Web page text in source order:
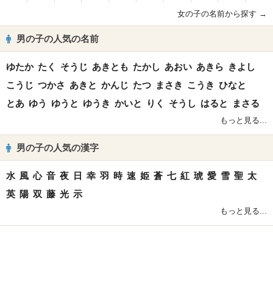
女の子の名前から探す →
男の子の人気の名前
ゆたか たく そうじ あきとも たかし あおい あきら きよし
こうじ つかさ あきと かんじ たつ まさき こうき ひなと
とあ ゆう ゆうと ゆうき かいと りく そうし はると まさる
もっと見る...
男の子の人気の漢字
水 風 心 音 夜 日 幸 羽 時 速 姫 蒼 七 紅 琥 愛 雪 聖 太
英 陽 双 藤 光 示
もっと見る...